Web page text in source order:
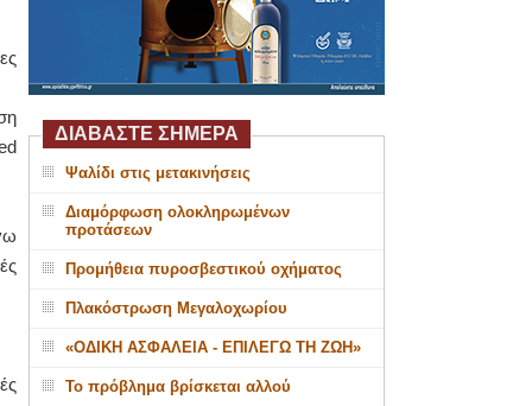
ΔΙΑΒΑΣΤΕ ΣΗΜΕΡΑ
Ψαλίδι στις μετακινήσεις
Διαμόρφωση ολοκληρωμένων
προτάσεων
Προμήθεια πυροσβεστικού οχήματος
Πλακόστρωση Μεγαλοχωρίου
«ΟΔΙΚΗ ΑΣΦΑΛΕΙΑ - ΕΠΙΛΕΓΩ ΤΗ ΖΩΗ»
Το πρόβλημα βρίσκεται αλλού